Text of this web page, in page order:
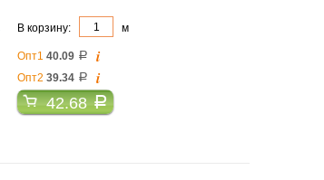
В корзину: м
Опт1 40.09 a i
Опт2 39.34 a i
42.68a